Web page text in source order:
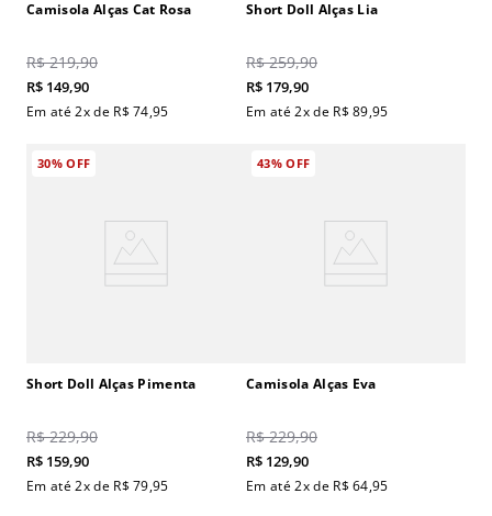
Camisola Alças Cat Rosa
R$ 219,90
R$ 149,90
Em até2x de R$ 74,95
Short Doll Alças Lia
R$ 259,90
R$ 179,90
Em até2x de R$ 89,95
30%OFF
Short Doll Alças Pimenta
R$ 229,90
R$ 159,90
Em até2x de R$ 79,95
43%OFF
Camisola Alças Eva
R$ 229,90
R$ 129,90
Em até2x de R$ 64,95